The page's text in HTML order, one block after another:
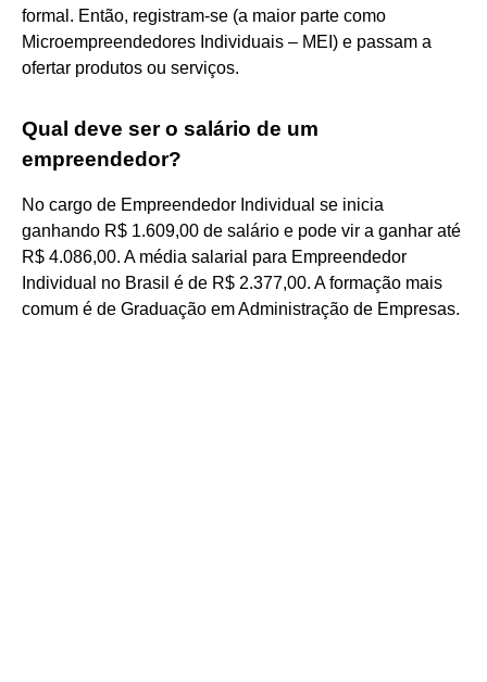
formal. Então, registram-se (a maior parte como
Microempreendedores Individuais – MEI) e passam a
ofertar produtos ou serviços.
Qual deve ser o salário de um
empreendedor?
No cargo de Empreendedor Individual se inicia
ganhando R$ 1.609,00 de salário e pode vir a ganhar até
R$ 4.086,00. A média salarial para Empreendedor
Individual no Brasil é de R$ 2.377,00. A formação mais
comum é de Graduação em Administração de Empresas.